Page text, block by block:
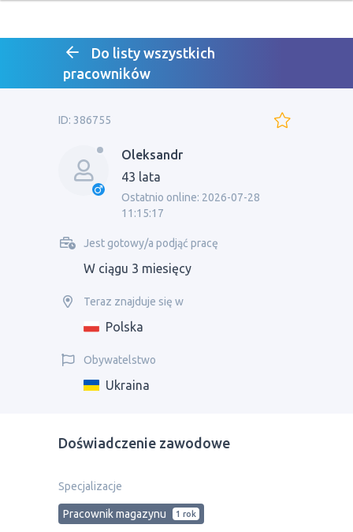
Do listy wszystkich
pracowników
ID: 386755
Oleksandr
43 lata
Ostatnio online: 2026-07-28
11:15:17
Jest gotowy/a podjąć pracę
W ciągu 3 miesięcy
Teraz znajduje się w
Polska
Obywatelstwo
Ukraina
Doświadczenie zawodowe
Specjalizacje
Рracownik magazynu 1 rok